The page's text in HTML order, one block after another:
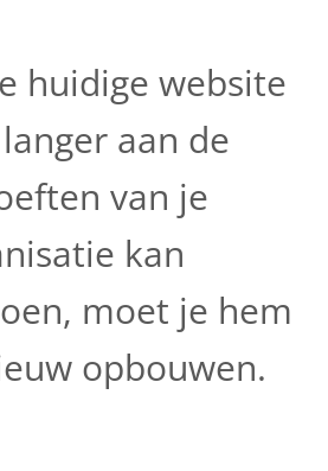
huidige website
aan de
van je
kan
moet je hem
opbouwen.